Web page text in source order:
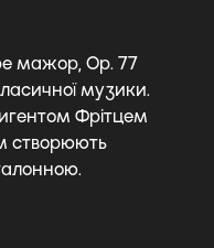
мажор, Op. 77
музики.
Фрітцем
створюють